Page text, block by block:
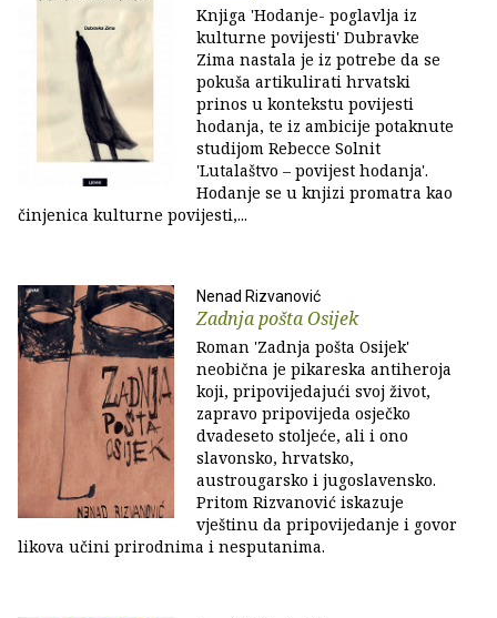
Knjiga 'Hodanje- poglavlja iz
kulturne povijesti' Dubravke
Zima nastala je iz potrebe da se
pokuša artikulirati hrvatski
prinos u kontekstu povijesti
hodanja, te iz ambicije potaknute
studijom Rebecce Solnit
'Lutalaštvo – povijest hodanja'.
Hodanje se u knjizi promatra kao
činjenica kulturne povijesti,...
Nenad Rizvanović
Zadnja pošta Osijek
Roman 'Zadnja pošta Osijek'
neobična je pikareska antiheroja
koji, pripovijedajući svoj život,
zapravo pripovijeda osječko
dvadeseto stoljeće, ali i ono
slavonsko, hrvatsko,
austrougarsko i jugoslavensko.
Pritom Rizvanović iskazuje
vještinu da pripovijedanje i govor
likova učini prirodnima i nesputanima.